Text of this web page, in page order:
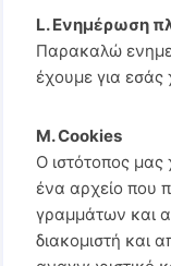
L. Ενημέρωση
Παρακαλώ
έχουμε για εσάς
M. Cookies
Ο ιστότοπος μας
ένα αρχείο που
γραμμάτων και
διακομιστή και